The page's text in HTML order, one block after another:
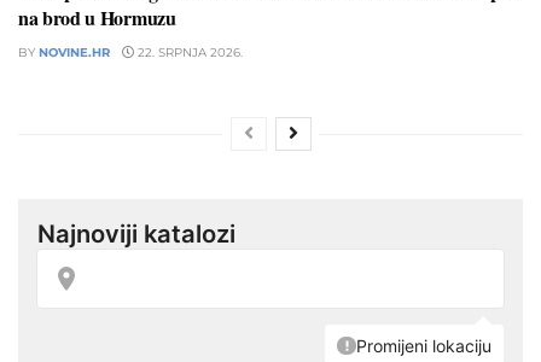
na brod u Hormuzu
BY NOVINE.HR 22. SRPNJA 2026.